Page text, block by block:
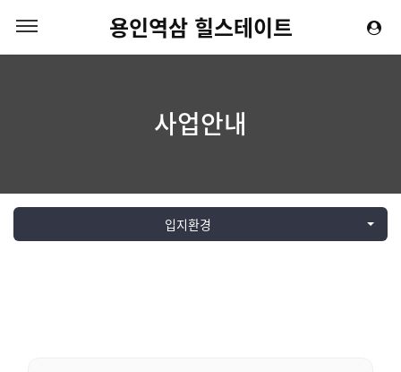
용인역삼 힐스테이트
사업안내
입지환경